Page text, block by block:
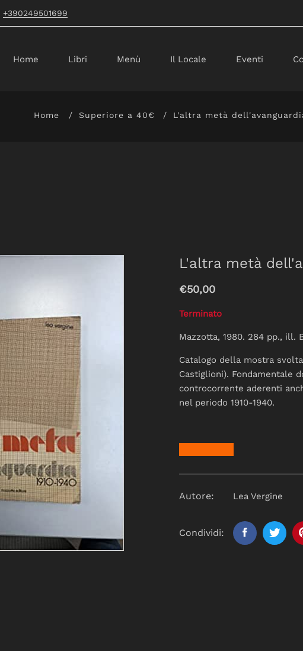
+390249501699
Home Libri Menù Il Locale Eventi
Home Superiore a 40€ L'altra metà
L'altra metà
€50,00
Terminato
Mazzotta, 1980. 284 pp., ill.
Catalogo della mostra
Castiglioni). Fondamentale
controcorrente aderenti
nel periodo 1910-1940.
Autore: Lea Vergine
Condividi: